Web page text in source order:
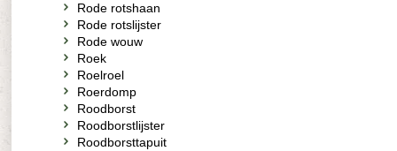
Rode rotshaan
Rode rotslijster
Rode wouw
Roek
Roelroel
Roerdomp
Roodborst
Roodborstlijster
Roodborsttapuit